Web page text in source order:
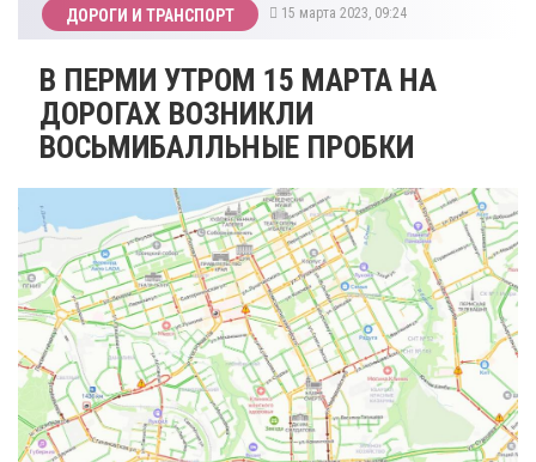
ДОРОГИ И ТРАНСПОРТ 15 марта 2023, 09:24
​В ПЕРМИ УТРОМ 15 МАРТА НА
ДОРОГАХ ВОЗНИКЛИ
ВОСЬМИБАЛЛЬНЫЕ ПРОБКИ